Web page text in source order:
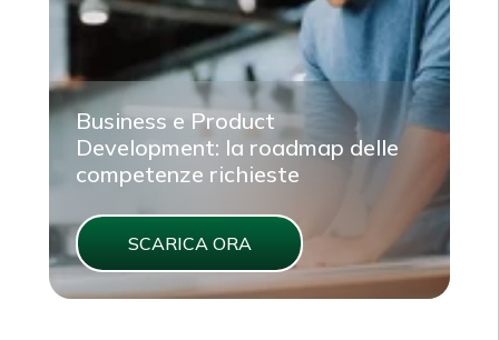
Business e Product
Development: la roadmap delle
competenze richieste
SCARICA ORA